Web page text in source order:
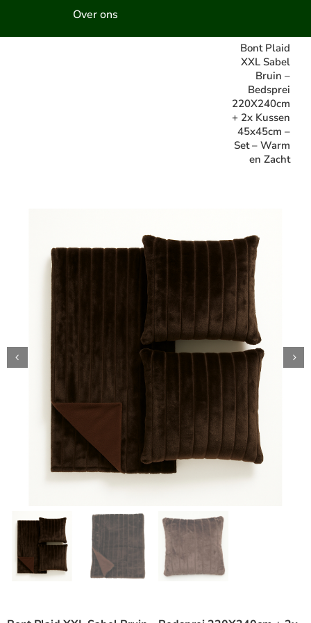
Over ons
Bont Plaid
XXL Sabel
Bruin –
Bedsprei
220X240cm
+ 2x Kussen
45x45cm –
Set – Warm
en Zacht